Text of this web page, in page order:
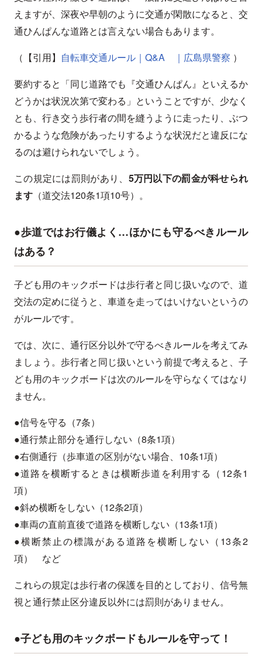
えますが、深夜や早朝のように交通が閑散になると、交
通ひんぱんな道路とは言えない場合もあります。
（【引用】 自転車交通ルール｜Q&A ｜広島県警察 ）
要約すると「同じ道路でも『交通ひんぱん』といえるか
どうかは状況次第で変わる」ということですが、少なく
とも、行き交う歩行者の間を縫うように走ったり、ぶつ
かるような危険があったりするような状況だと違反にな
るのは避けられないでしょう。
この規定には罰則があり、 5万円以下の罰金が科せられ
ます （道交法120条1項10号）。
●歩道ではお行儀よく…ほかにも守るべきルール
はある？
子ども用のキックボードは歩行者と同じ扱いなので、道
交法の定めに従うと、車道を走ってはいけないというの
がルールです。
では、次に、通行区分以外で守るべきルールを考えてみ
ましょう。歩行者と同じ扱いという前提で考えると、子
ども用のキックボードは次のルールを守らなくてはなり
ません。
●信号を守る（7条）
●通行禁止部分を通行しない（8条1項）
●右側通行（歩車道の区別がない場合、10条1項）
●道路を横断するときは横断歩道を利用する（12条1
項）
●斜め横断をしない（12条2項）
●車両の直前直後で道路を横断しない（13条1項）
●横断禁止の標識がある道路を横断しない（13条2
項） など
これらの規定は歩行者の保護を目的としており、信号無
視と通行禁止区分違反以外には罰則がありません。
●子ども用のキックボードもルールを守って！